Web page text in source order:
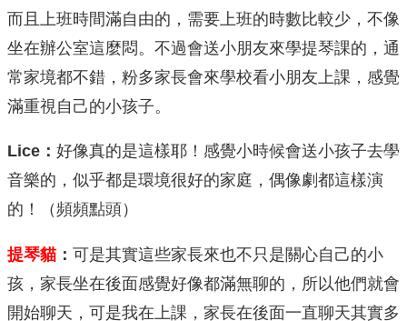
而且上班時間滿自由的，需要上班的時數比較少，不像
坐在辦公室這麼悶。不過會送小朋友來學提琴課的，通
常家境都不錯，粉多家長會來學校看小朋友上課，感覺
滿重視自己的小孩子。
Lice ： 好像真的是這樣耶！感覺小時候會送小孩子去學
音樂的，似乎都是環境很好的家庭，偶像劇都這樣演
的！（頻頻點頭）
提琴貓 ： 可是其實這些家長來也不只是關心自己的小
孩，家長坐在後面感覺好像都滿無聊的，所以他們就會
開始聊天，可是我在上課，家長在後面一直聊天其實多